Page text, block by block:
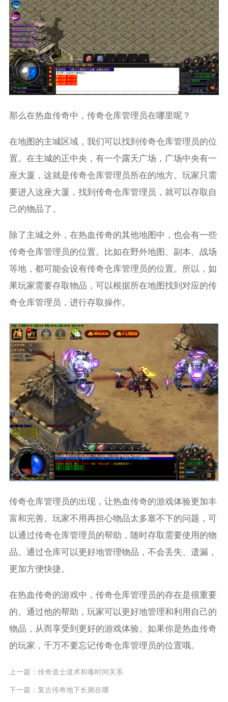
那么在热血传奇中，传奇仓库管理员在哪里呢？
在地图的主城区域，我们可以找到传奇仓库管理员的位
置。在主城的正中央，有一个露天广场，广场中央有一
座大厦，这就是传奇仓库管理员所在的地方。玩家只需
要进入这座大厦，找到传奇仓库管理员，就可以存取自
己的物品了。
除了主城之外，在热血传奇的其他地图中，也会有一些
传奇仓库管理员的位置。比如在野外地图、副本、战场
等地，都可能会设有传奇仓库管理员的位置。所以，如
果玩家需要存取物品，可以根据所在地图找到对应的传
奇仓库管理员，进行存取操作。
传奇仓库管理员的出现，让热血传奇的游戏体验更加丰
富和完善。玩家不用再担心物品太多塞不下的问题，可
以通过传奇仓库管理员的帮助，随时存取需要使用的物
品。通过仓库可以更好地管理物品，不会丢失、遗漏，
更加方便快捷。
在热血传奇的游戏中，传奇仓库管理员的存在是很重要
的。通过他的帮助，玩家可以更好地管理和利用自己的
物品，从而享受到更好的游戏体验。如果你是热血传奇
的玩家，千万不要忘记传奇仓库管理员的位置哦。
上一篇： 传奇道士道术和毒时间关系
下一篇： 复古传奇地下长廊在哪